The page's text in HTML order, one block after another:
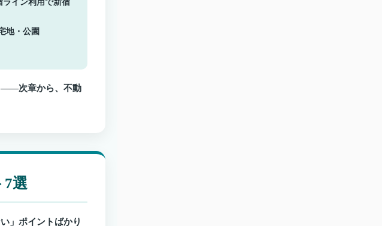
ライン利用で新宿
地・公園
——次章から、不動
7選
」ポイントばかり